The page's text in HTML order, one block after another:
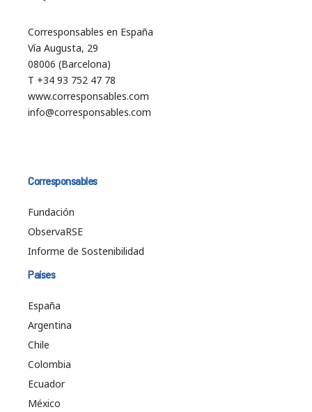
Corresponsables en España
Vía Augusta, 29
08006 (Barcelona)
T +34 93 752 47 78
www.corresponsables.com
info@corresponsables.com
Corresponsables
Fundación
ObservaRSE
Informe de Sostenibilidad
Países
España
Argentina
Chile
Colombia
Ecuador
México